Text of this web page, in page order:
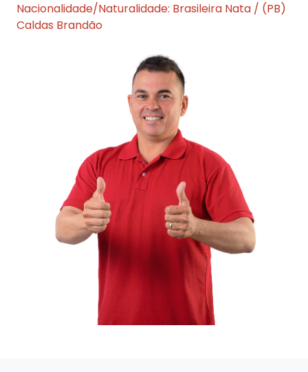
Nacionalidade/Naturalidade: Brasileira Nata / (PB)
Caldas Brandão